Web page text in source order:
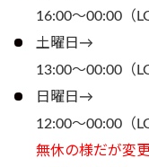
16:00～00:00（
土曜日→
13:00～00:00（
日曜日→
12:00～00:00（
無休の様だが変